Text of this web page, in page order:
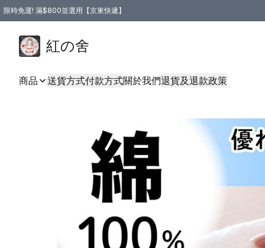
限時免運! 滿$800並選用【京東快遞】
紅の舍
商品 送貨方式付款方式關於我們退貨及退款政策